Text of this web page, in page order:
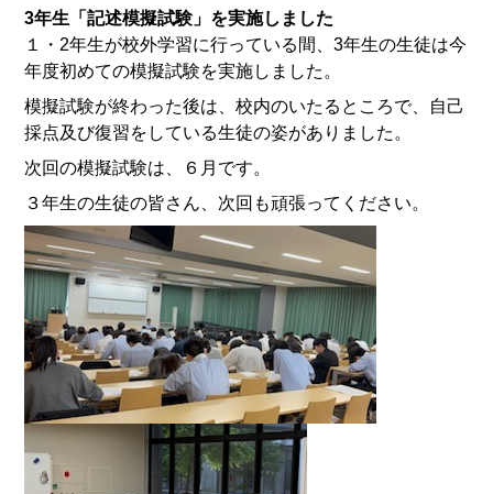
3年生「記述模擬試験」を実施しました
１・2年生が校外学習に行っている間、3年生の生徒は今
年度初めての模擬試験を実施しました。
模擬試験が終わった後は、校内のいたるところで、自己
採点及び復習をしている生徒の姿がありました。
次回の模擬試験は、６月です。
３年生の生徒の皆さん、次回も頑張ってください。